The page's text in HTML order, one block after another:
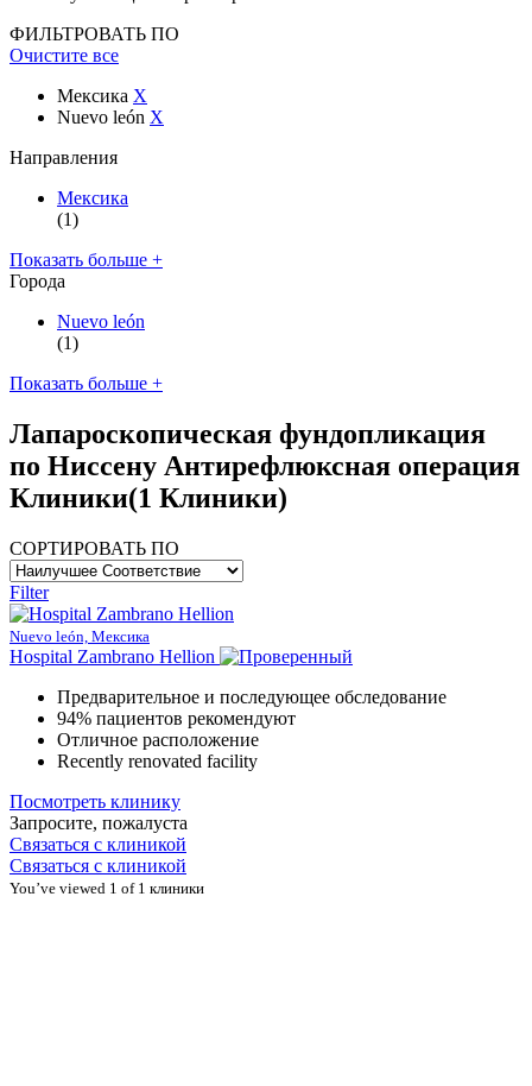
ФИЛЬТРОВАТЬ ПО
Очистите все
Мексика X
Nuevo león X
Направления
Мексика
(1)
Показать больше +
Города
Nuevo león
(1)
Показать больше +
Лапароскопическая фундопликация
по Ниссену Антирефлюксная операция
Клиники(1 Клиники)
СОРТИРОВАТЬ ПО
Filter
Nuevo león, Мексика
Hospital Zambrano Hellion
Предварительное и последующее обследование
94% пациентов рекомендуют
Отличное расположение
Recently renovated facility
Посмотреть клинику
Запросите, пожалуста
Связаться с клиникой
Связаться с клиникой
You’ve viewed 1 of 1 клиники